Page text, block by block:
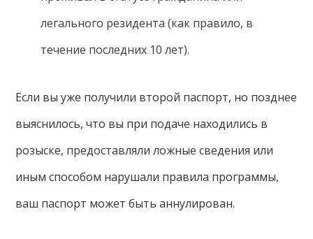
легального резидента (как правило, в
течение последних 10 лет).
Если вы уже получили второй паспорт, но позднее
выяснилось, что вы при подаче находились в
розыске, предоставляли ложные сведения или
иным способом нарушали правила программы,
ваш паспорт может быть аннулирован.